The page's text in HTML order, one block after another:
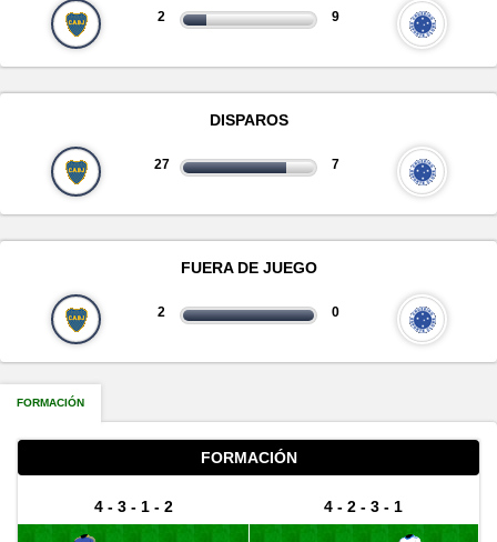
2 9
DISPAROS
27 7
FUERA DE JUEGO
2 0
FORMACIÓN
FORMACIÓN
4 - 3 - 1 - 2 4 - 2 - 3 - 1